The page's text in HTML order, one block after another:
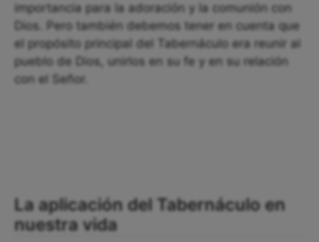
importancia para la adoración y la comunión con
Dios. Pero también debemos tener en cuenta que
el propósito principal del Tabernáculo era reunir al
pueblo de Dios, unirlos en su fe y en su relación
con el Señor.
La aplicación del Tabernáculo en
nuestra vida